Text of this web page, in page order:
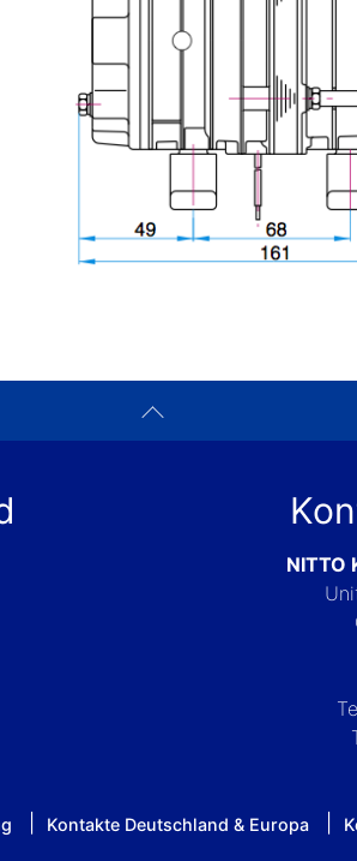
NITTO
Kontakte Deutschland & Europa